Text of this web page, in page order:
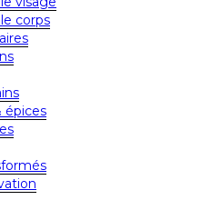
corps
épices